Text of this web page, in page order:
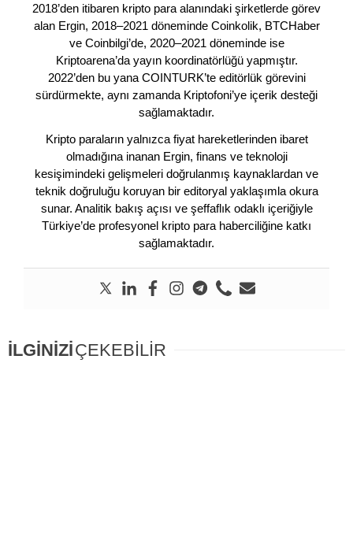
2018’den itibaren kripto para alanındaki şirketlerde görev
alan Ergin, 2018–2021 döneminde Coinkolik, BTCHaber
ve Coinbilgi’de, 2020–2021 döneminde ise
Kriptoarena’da yayın koordinatörlüğü yapmıştır.
2022’den bu yana COINTURK’te editörlük görevini
sürdürmekte, aynı zamanda Kriptofoni’ye içerik desteği
sağlamaktadır.
Kripto paraların yalnızca fiyat hareketlerinden ibaret
olmadığına inanan Ergin, finans ve teknoloji
kesişimindeki gelişmeleri doğrulanmış kaynaklardan ve
teknik doğruluğu koruyan bir editoryal yaklaşımla okura
sunar. Analitik bakış açısı ve şeffaflık odaklı içeriğiyle
Türkiye’de profesyonel kripto para haberciliğine katkı
sağlamaktadır.
İLGİNİZİÇEKEBİLİR